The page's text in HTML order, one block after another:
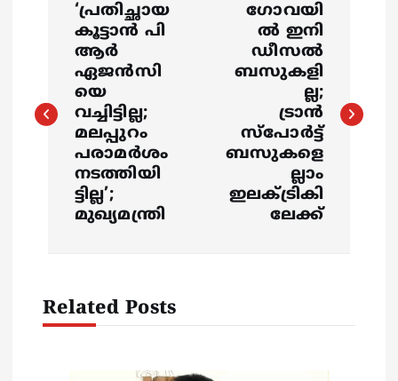
t
‘പ്രതിച്ഛായ
കൂട്ടാൻ പി
ആർ
ഏജൻസി
യെ
വച്ചിട്ടില്ല;
മലപ്പുറം
പരാമർശം
നടത്തിയി
ട്ടില്ല’;
മുഖ്യമന്ത്രി
ഗോവയി
ൽ ഇനി
ഡീസല്‍
ബസുകളി
ല്ല;
ട്രാൻ
സ്പോർട്ട്
ബസുകളെ
ല്ലാം
ഇലക്ട്രികി
ലേക്ക്
Related Posts